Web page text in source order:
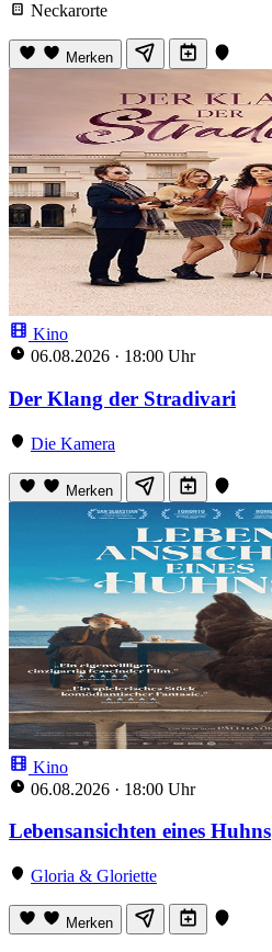
Neckarorte
Merken
Kino
06.08.2026 · 18:00 Uhr
Der Klang der Stradivari
Die Kamera
Merken
Kino
06.08.2026 · 18:00 Uhr
Lebensansichten eines Huhns
Gloria & Gloriette
Merken